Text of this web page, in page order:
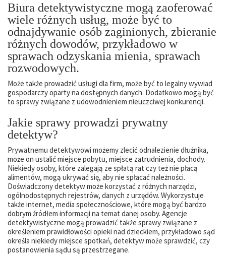
Biura detektywistyczne mogą zaoferować
wiele różnych usług, może być to
odnajdywanie osób zaginionych, zbieranie
różnych dowodów, przykładowo w
sprawach odzyskania mienia, sprawach
rozwodowych.
Może także prowadzić usługi dla firm, może być to legalny wywiad
gospodarczy oparty na dostępnych danych. Dodatkowo mogą być
to sprawy związane z udowodnieniem nieuczciwej konkurencji.
Jakie sprawy prowadzi prywatny
detektyw?
Prywatnemu detektywowi możemy zlecić odnalezienie dłużnika,
może on ustalić miejsce pobytu, miejsce zatrudnienia, dochody.
Niekiedy osoby, które zalegają ze spłatą rat czy też nie płacą
alimentów, mogą ukrywać się, aby nie spłacać należności.
Doświadczony detektyw może korzystać z różnych narzędzi,
ogólnodostępnych rejestrów, danych z urzędów. Wykorzystuje
także internet, media społecznościowe, które mogą być bardzo
dobrym źródłem informacji na temat danej osoby. Agencje
detektywistyczne mogą prowadzić także sprawy związane z
określeniem prawidłowości opieki nad dzieckiem, przykładowo sąd
określa niekiedy miejsce spotkań, detektyw może sprawdzić, czy
postanowienia sądu są przestrzegane.